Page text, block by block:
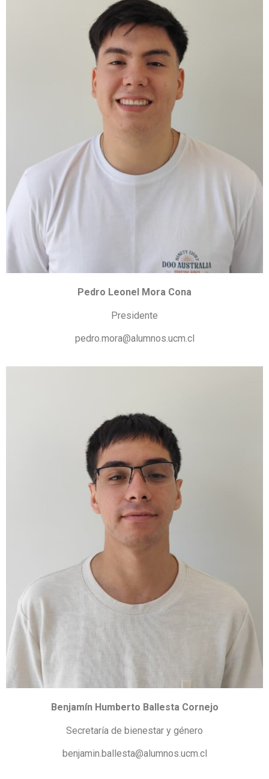
Pedro Leonel Mora Cona
Presidente
pedro.mora@alumnos.ucm.cl
Benjamín Humberto Ballesta Cornejo
Secretaría de bienestar y género
benjamin.ballesta@alumnos.ucm.cl